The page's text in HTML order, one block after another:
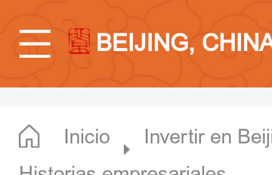
BEIJING,
Inicio
Invertir en